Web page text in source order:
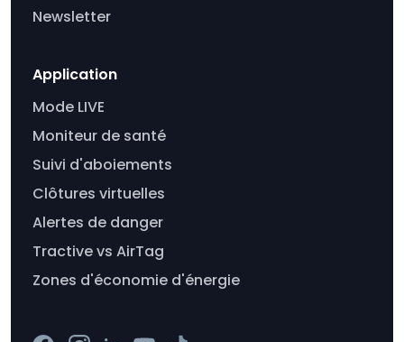
Newsletter
Application
Mode LIVE
Moniteur de santé
Suivi d'aboiements
Clôtures virtuelles
Alertes de danger
Tractive vs AirTag
Zones d'économie d'énergie